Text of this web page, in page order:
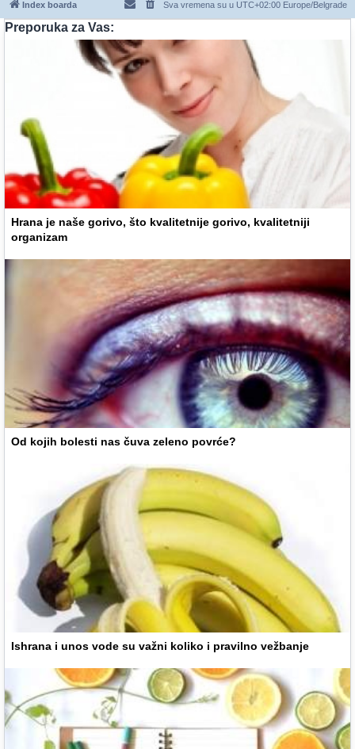
Index boarda Sva vremena su u UTC+02:00 Europe/Belgrade
Preporuka za Vas:
Hrana je naše gorivo, što kvalitetnije gorivo, kvalitetniji
organizam
Od kojih bolesti nas čuva zeleno povrće?
Ishrana i unos vode su važni koliko i pravilno vežbanje